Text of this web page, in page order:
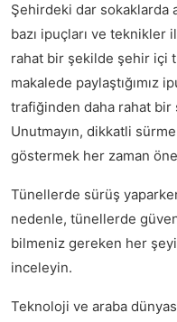
Şehirdeki dar sokaklarda
bazı ipuçları ve
rahat bir şekilde şehir içi
makalede paylaştığımız
trafiğinden daha rahat
Unutmayın, dikkatli
göstermek her zaman
Tünellerde sürüş
nedenle, tünellerde
bilmeniz gereken her
inceleyin.
Teknoloji ve araba